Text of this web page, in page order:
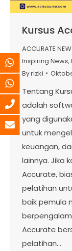
Kursus
ACCURATE
Inspiring News,
Byrizki
Tentang
adalah
yang
untuk
keuangan,
lainnya. Jika
Accurate,
pelatihan
baik pemula
Accurate
pelatihan…